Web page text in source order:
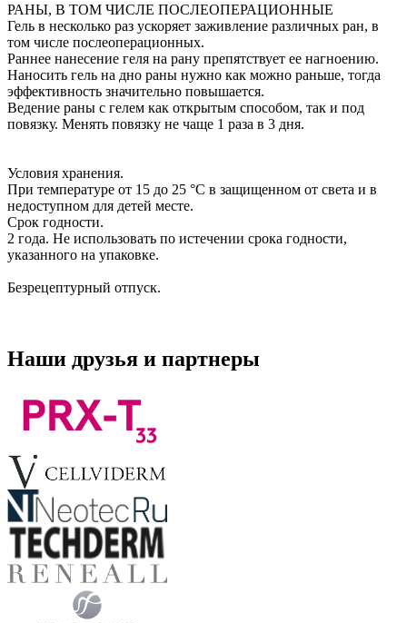
РАНЫ, В ТОМ ЧИСЛЕ ПОСЛЕОПЕРАЦИОННЫЕ
Гель в несколько раз ускоряет заживление различных ран, в
том числе послеоперационных.
Раннее нанесение геля на рану препятствует ее нагноению.
Наносить гель на дно раны нужно как можно раньше, тогда
эффективность значительно повышается.
Ведение раны с гелем как открытым способом, так и под
повязку. Менять повязку не чаще 1 раза в 3 дня.
Условия хранения.
При температуре от 15 до 25 °С в защищенном от света и в
недоступном для детей месте.
Срок годности.
2 года. Не использовать по истечении срока годности,
указанного на упаковке.
Безрецептурный отпуск.
Наши друзья и партнеры